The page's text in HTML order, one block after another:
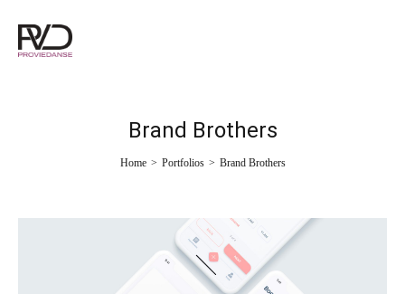
Brand Brothers
Home > Portfolios > Brand Brothers